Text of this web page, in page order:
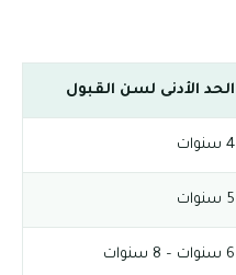
الحد الأدنى لسن القبول
4 سنوات
5 سنوات
6 سنوات – 8 سنوات